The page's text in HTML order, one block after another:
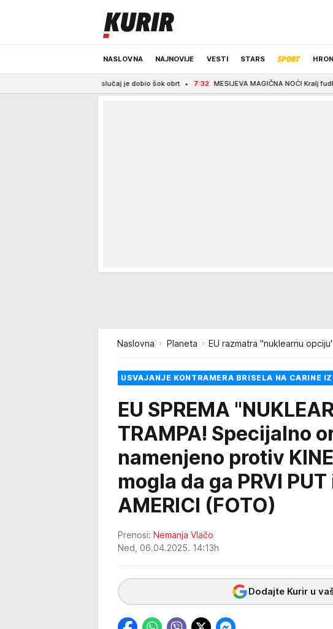
NASLOVNA NAJNOVIJE VESTI STARS
ODRŽIVA BUDUĆNOST REGION NEWS IZBOR
slučaj je dobio šok obrt 7:32 MESIJEVA MAGIČNA NOĆ! Kralj fudbala zablistao
Naslovna Planeta EU razmatra "nuklearnu
USVAJANJE KONTRAMERA BRISELA NA CARINE
EU SPREMA
TRAMPA! Specijalno
namenjeno protiv
mogla da ga PRVI
AMERICI (FOTO)
Prenosi: Nemanja Vlačo
Ned, 06.04.2025. 14:13h
Dodajte Kurir u